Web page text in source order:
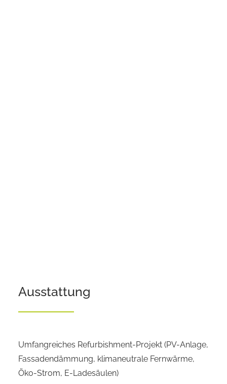
Ausstattung
Umfangreiches Refurbishment-Projekt (PV-Anlage,
Fassadendämmung, klimaneutrale Fernwärme,
Öko-Strom, E-Ladesäulen)